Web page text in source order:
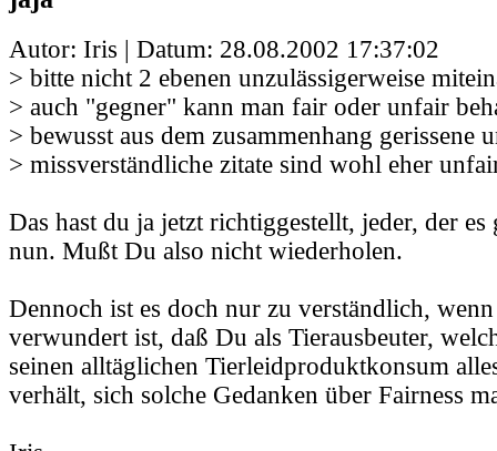
Autor: Iris | Datum: 28.08.2002 17:37:02
> bitte nicht 2 ebenen unzulässigerweise
> auch "gegner" kann man fair oder unfair
> bewusst aus dem zusammenhang gerissene
> missverständliche zitate sind wohl eher
Das hast du ja jetzt richtiggestellt, jeder, der es
nun. Mußt Du also nicht wiederholen.
Dennoch ist es doch nur zu verständlich,
verwundert ist, daß Du als Tierausbeuter,
seinen alltäglichen Tierleidproduktkonsum
verhält, sich solche Gedanken über Fairness